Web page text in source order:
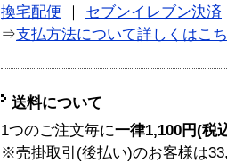
換宅配便
セブンイレブン決済
⇒支払方法について詳しくはこ
送料について
1つのご注文毎に一律1,100円(税
※売掛取引(後払い)のお客様は